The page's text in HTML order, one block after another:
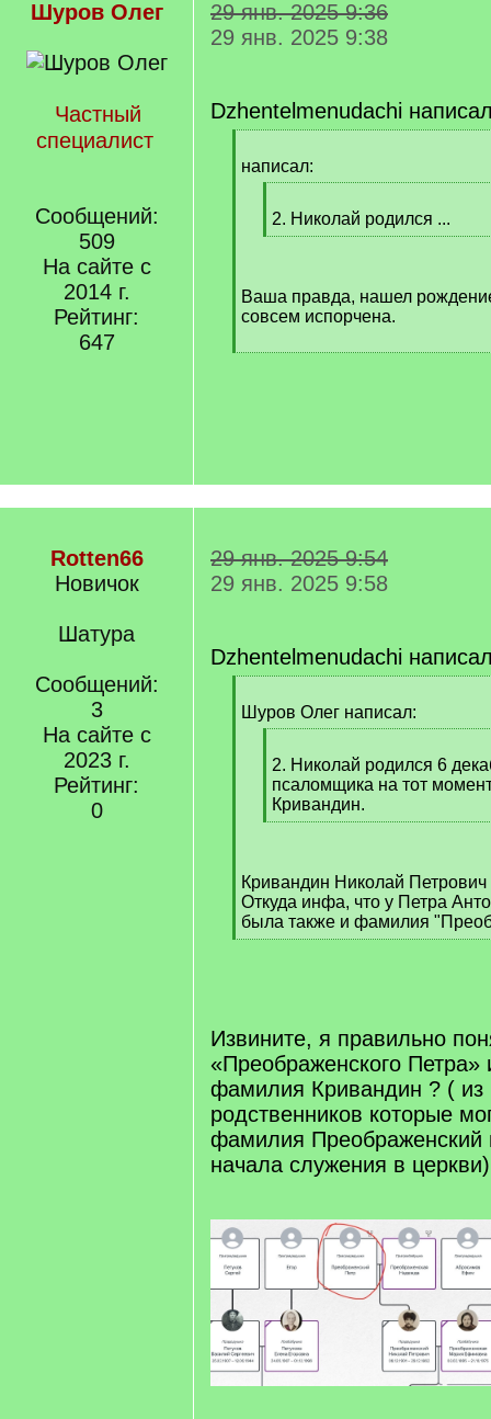
Шуров Олег
Частный
специалист
Сообщений:
509
На сайте с
2014 г.
Рейтинг:
647
29 янв. 2025 9:36
29 янв. 2025 9:38
Dzhentelmenudachi
q
написал:
q
]
2. Николай родился ...
[
]
Ваша правда, нашел
совсем испорчена.
Rotten66
Новичок
Шатура
Сообщений:
3
На сайте с
2023 г.
Рейтинг:
0
29 янв. 2025 9:54
29 янв. 2025 9:58
Dzhentelmenudachi
qШуров Олег написал:
q
]
2. Николай родился 6
псаломщика на тот
Кривандин.
[
]
Кривандин Николай Петрович
Откуда инфа, что у Петра
была также и фамилия
[
Извините, я правильно
«Преображенского Петра»
фамилия Кривандин ? ( из
родственников которые
фамилия Преображенский
начала служения в церкви)